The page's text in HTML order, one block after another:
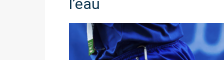
l’eau